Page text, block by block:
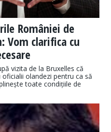
României de
Vom clarifica cu
vizita de la Bruxelles că
olandezi pentru ca să
toate condițiile de